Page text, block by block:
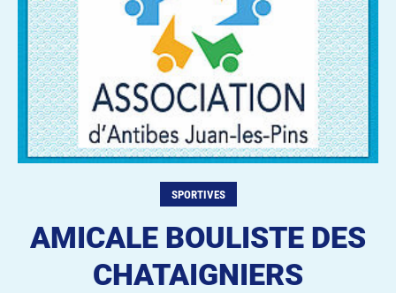
SPORTIVES
AMICALE BOULISTE DES
CHATAIGNIERS